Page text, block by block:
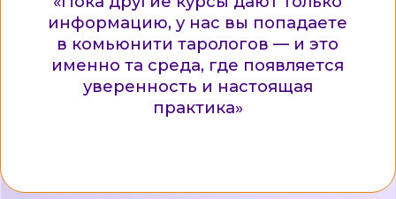
ситуации в связке с планетами
и знаками.